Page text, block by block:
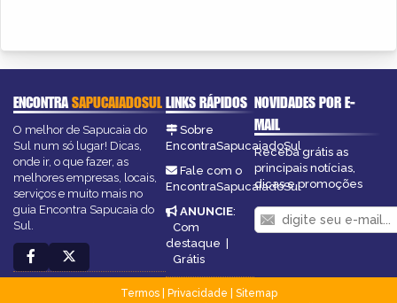
ENCONTRASAPUCAIADOSUL
O melhor de Sapucaia do
Sul num só lugar! Dicas,
onde ir, o que fazer, as
melhores empresas, locais,
serviços e muito mais no
guia Encontra Sapucaia do
Sul.
LINKS RÁPIDOS
Sobre
EncontraSapucaiadoSul
Fale com o
EncontraSapucaiadoSul
ANUNCIE:
Com
destaque |
Grátis
NOVIDADES POR E-
MAIL
Receba grátis as
principais notícias,
dicas e promoções
Termos| Privacidade
Sitemap